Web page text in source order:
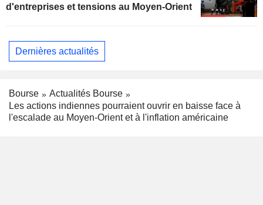
d'entreprises et tensions au Moyen-Orient
Dernières actualités
Bourse
Actualités Bourse
Les actions indiennes pourraient ouvrir en baisse face à
l'escalade au Moyen-Orient et à l'inflation américaine